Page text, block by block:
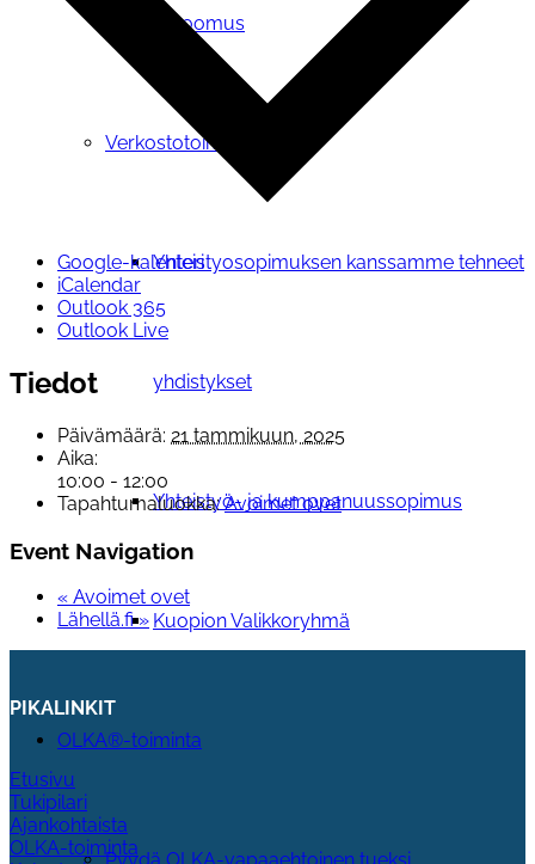
Vetoomus
Verkostotoiminta
Yhteistyosopimuksen kanssamme tehneet
yhdistykset
Yhteistyö- ja kumppanuussopimus
Kuopion Valikkoryhmä
OLKA®-toiminta
Google-kalenteri
iCalendar
Outlook 365
Outlook Live
Tiedot
Päivämäärä: 21 tammikuun, 2025
Aika:
10:00 - 12:00
Tapahtumaluokka: Avoimet ovet
Event Navigation
« Avoimet ovet
Lähellä.fi»
PIKALINKIT
Etusivu
Tukipilari
Ajankohtaista
OLKA-toiminta